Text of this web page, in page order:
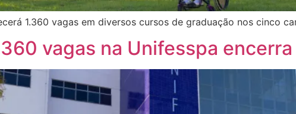
1.360 vagas em diversos cursos de graduação nos cinco
vagas na Unifesspa